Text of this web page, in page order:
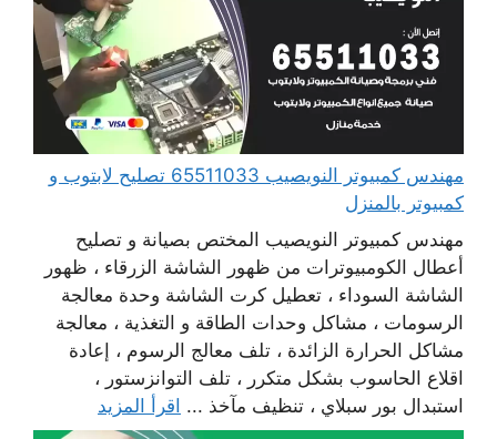
مهندس كمبيوتر النويصيب 65511033 تصليح لابتوب و
كمبيوتر بالمنزل
مهندس كمبيوتر النويصيب المختص بصيانة و تصليح
أعطال الكومبيوترات من ظهور الشاشة الزرقاء ، ظهور
الشاشة السوداء ، تعطيل كرت الشاشة وحدة معالجة
الرسومات ، مشاكل وحدات الطاقة و التغذية ، معالجة
مشاكل الحرارة الزائدة ، تلف معالج الرسوم ، إعادة
اقلاع الحاسوب بشكل متكرر ، تلف التوانزستور ،
استبدال بور سبلاي ، تنظيف مآخذ ... اقرأ المزيد